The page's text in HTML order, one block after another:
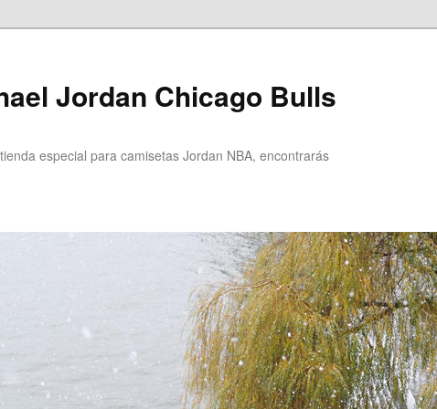
Jordan Chicago Bulls
especial para camisetas Jordan NBA, encontrarás